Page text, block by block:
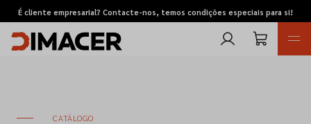
É cliente empresarial? Contacte-nos, temos condições especiais para si!
CATÁLOGO